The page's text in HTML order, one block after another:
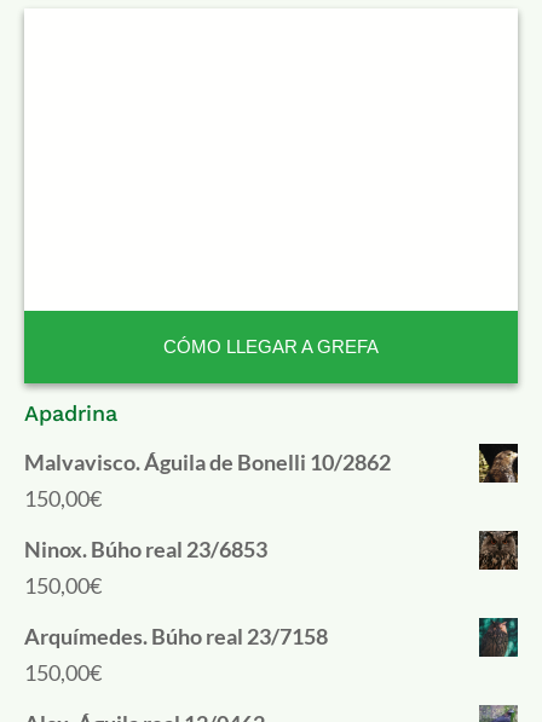
CÓMO LLEGAR A GREFA
Apadrina
Malvavisco. Águila de Bonelli 10/2862
150,00€
Ninox. Búho real 23/6853
150,00€
Arquímedes. Búho real 23/7158
150,00€